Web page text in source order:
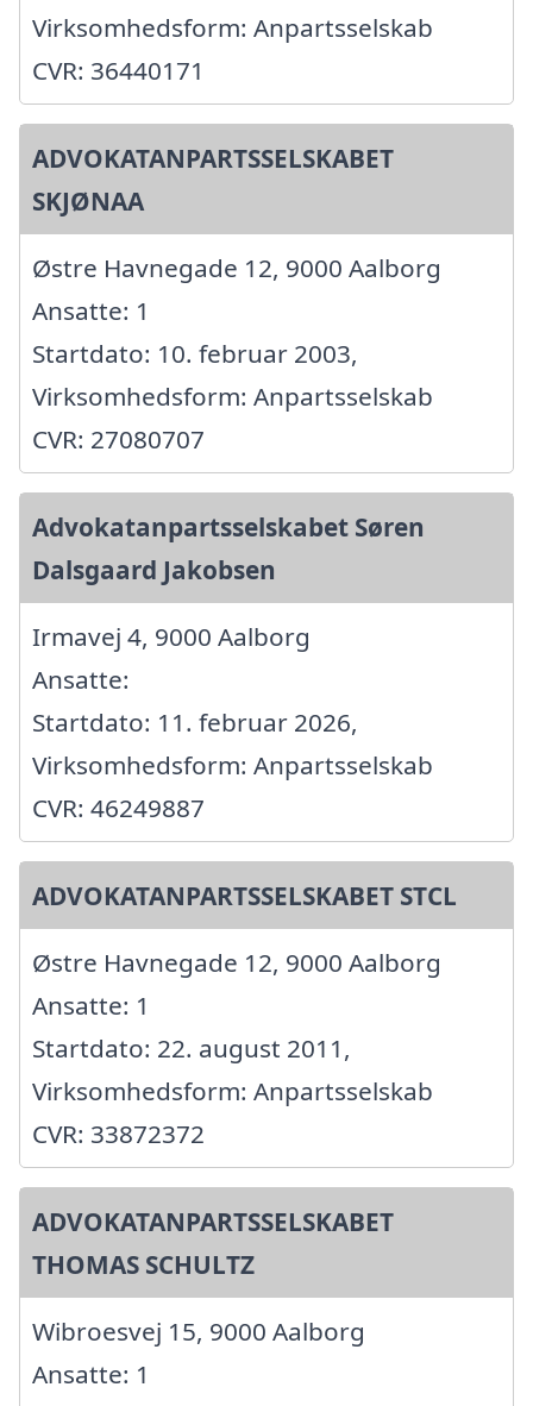
Virksomhedsform: Anpartsselskab
CVR: 36440171
ADVOKATANPARTSSELSKABET
SKJØNAA
Østre Havnegade 12, 9000 Aalborg
Ansatte: 1
Startdato: 10. februar 2003,
Virksomhedsform: Anpartsselskab
CVR: 27080707
Advokatanpartsselskabet Søren
Dalsgaard Jakobsen
Irmavej 4, 9000 Aalborg
Ansatte:
Startdato: 11. februar 2026,
Virksomhedsform: Anpartsselskab
CVR: 46249887
ADVOKATANPARTSSELSKABET STCL
Østre Havnegade 12, 9000 Aalborg
Ansatte: 1
Startdato: 22. august 2011,
Virksomhedsform: Anpartsselskab
CVR: 33872372
ADVOKATANPARTSSELSKABET
THOMAS SCHULTZ
Wibroesvej 15, 9000 Aalborg
Ansatte: 1